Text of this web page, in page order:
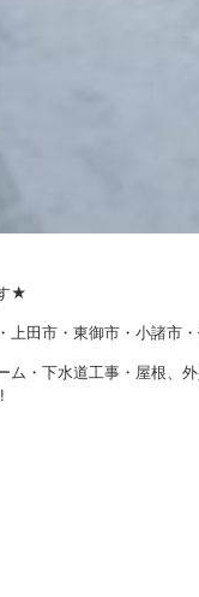
★
田市・東御市・小諸市
・下水道工事・屋根、